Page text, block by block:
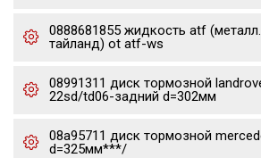
0888681855 жидкость atf
тайланд) ot atf-ws
08991311 диск тормозной
22sd/td06-задний d=302мм
08a95711 диск тормозной
d=325мм***/